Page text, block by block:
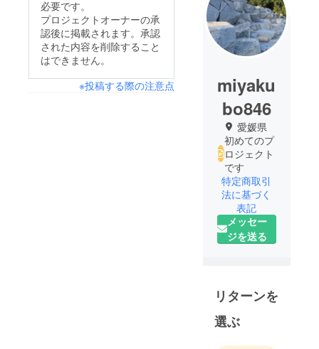
必要です。
プロジェクトオーナーの承
認後に掲載されます。承認
された内容を削除すること
はできません。
※投稿する際の注意点
miyaku
bo846
愛媛県
初めてのプ
ロジェクト
です
特定商取引
法に基づく
表記
メッセー
ジを送る
リターンを
選ぶ